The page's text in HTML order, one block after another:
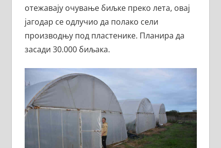
отежавају очување биљке преко лета, овај
јагодар се одлучио да полако сели
производњу под пластенике. Планира да
засади 30.000 биљака.